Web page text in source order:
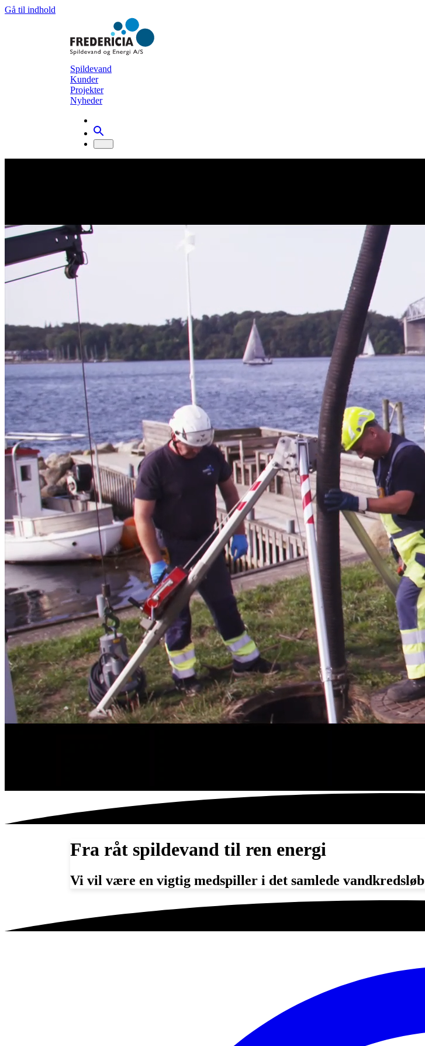
Gå til indhold
Spildevand
Kunder
Projekter
Nyheder
Fra råt spildevand til ren energi
Vi vil være en vigtig medspiller i det samlede vandkredsløb